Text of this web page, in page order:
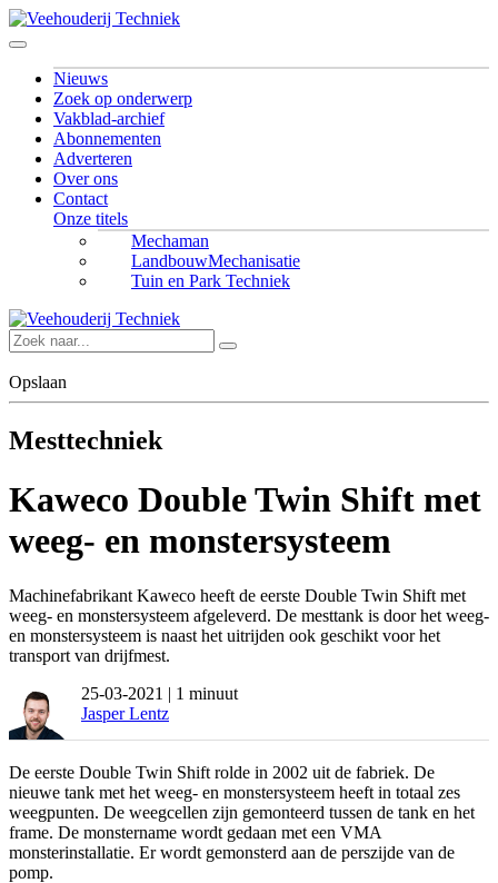
Nieuws
Zoek op onderwerp
Vakblad-archief
Abonnementen
Adverteren
Over ons
Contact
Onze titels
Mechaman
LandbouwMechanisatie
Tuin en Park Techniek
Opslaan
Mesttechniek
Kaweco Double Twin Shift met
weeg- en monstersysteem
Machinefabrikant Kaweco heeft de eerste Double Twin Shift met
weeg- en monstersysteem afgeleverd. De mesttank is door het weeg-
en monstersysteem is naast het uitrijden ook geschikt voor het
transport van drijfmest.
25-03-2021 | 1 minuut
Jasper Lentz
De eerste Double Twin Shift rolde in 2002 uit de fabriek. De
nieuwe tank met het weeg- en monstersysteem heeft in totaal zes
weegpunten. De weegcellen zijn gemonteerd tussen de tank en het
frame. De monstername wordt gedaan met een VMA
monsterinstallatie. Er wordt gemonsterd aan de perszijde van de
pomp.